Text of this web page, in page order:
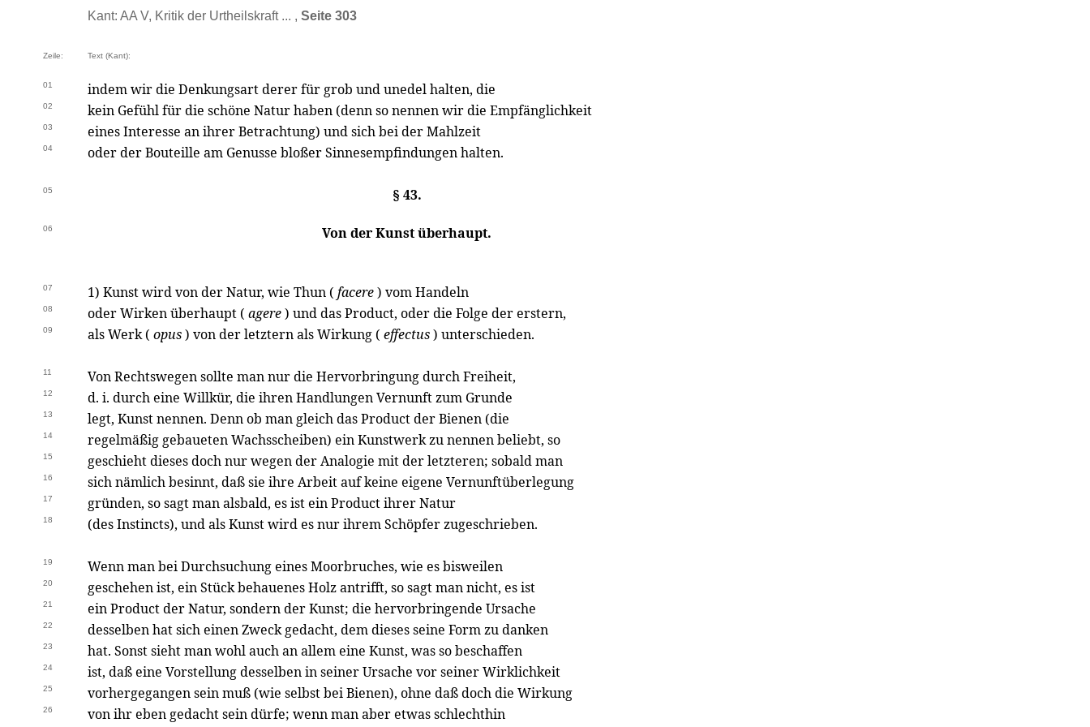
Kant: AA V, Kritik der Urtheilskraft ... , Seite 303
Zeile: Text (Kant):
01 indem wir die Denkungsart derer für grob und unedel halten, die
02 kein Gefühl für die schöne Natur haben (denn so nennen wir die Empfänglichkeit
03 eines Interesse an ihrer Betrachtung) und sich bei der Mahlzeit
04 oder der Bouteille am Genusse bloßer Sinnesempfindungen halten.
05 § 43.
06 Von der Kunst überhaupt.
07 1) Kunst wird von der Natur, wie Thun ( facere) vom Handeln
08 oder Wirken überhaupt ( agere) und das Product, oder die Folge der erstern,
09 als Werk ( opus) von der letztern als Wirkung ( effectus) unterschieden.
11 Von Rechtswegen sollte man nur die Hervorbringung durch Freiheit,
12 d. i. durch eine Willkür, die ihren Handlungen Vernunft zum Grunde
13 legt, Kunst nennen. Denn ob man gleich das Product der Bienen (die
14 regelmäßig gebaueten Wachsscheiben) ein Kunstwerk zu nennen beliebt, so
15 geschieht dieses doch nur wegen der Analogie mit der letzteren; sobald man
16 sich nämlich besinnt, daß sie ihre Arbeit auf keine eigene Vernunftüberlegung
17 gründen, so sagt man alsbald, es ist ein Product ihrer Natur
18 (des Instincts), und als Kunst wird es nur ihrem Schöpfer zugeschrieben.
19 Wenn man bei Durchsuchung eines Moorbruches, wie es bisweilen
20 geschehen ist, ein Stück behauenes Holz antrifft, so sagt man nicht, es ist
21 ein Product der Natur, sondern der Kunst; die hervorbringende Ursache
22 desselben hat sich einen Zweck gedacht, dem dieses seine Form zu danken
23 hat. Sonst sieht man wohl auch an allem eine Kunst, was so beschaffen
24 ist, daß eine Vorstellung desselben in seiner Ursache vor seiner Wirklichkeit
25 vorhergegangen sein muß (wie selbst bei Bienen), ohne daß doch die Wirkung
26 von ihr eben gedacht sein dürfe; wenn man aber etwas schlechthin